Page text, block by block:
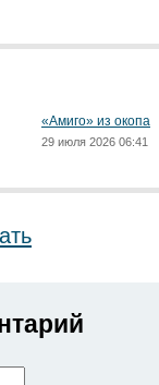
«Амиго» из окопа
29 июля 2026 06:41